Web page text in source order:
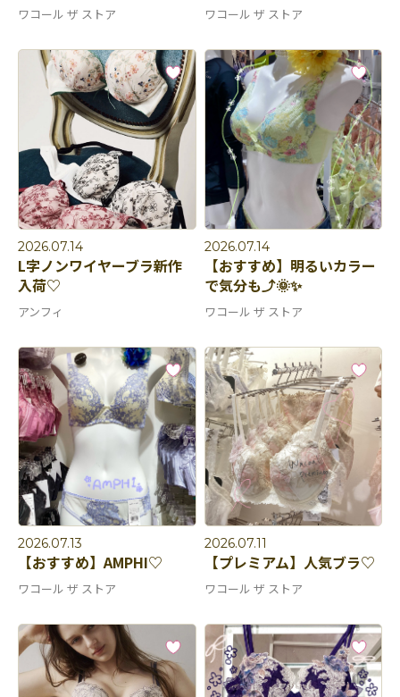
ワコール ザ ストア ワコール ザ ストア
2026.07.14
L字ノンワイヤーブラ新作
入荷♡
アンフィ
2026.07.14
【おすすめ】明るいカラー
で気分も⤴︎🌞✨
ワコール ザ ストア
2026.07.13
【おすすめ】AMPHI♡
ワコール ザ ストア
2026.07.11
【プレミアム】人気ブラ♡
ワコール ザ ストア